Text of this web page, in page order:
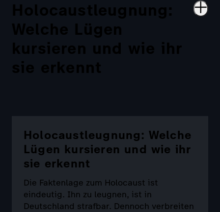
Holocaustleugnung:
Welche Lügen
kursieren und wie ihr
sie erkennt
Holocaustleugnung: Welche
Lügen kursieren und wie ihr
sie erkennt
Die Faktenlage zum Holocaust ist
eindeutig. Ihn zu leugnen, ist in
Deutschland strafbar. Dennoch verbreiten